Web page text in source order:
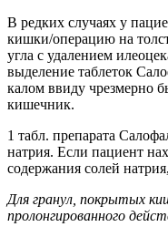
В редких случаях у
кишки/операцию на
угла с удалением
выделение таблеток
калом ввиду чрезмерно
кишечник.
1 табл. препарата
натрия. Если пациент
содержания солей
Для гранул, покрытых
пролонгированного